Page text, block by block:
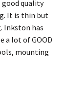
good quality
It is thin but
Inkston has
a lot of GOOD
mounting